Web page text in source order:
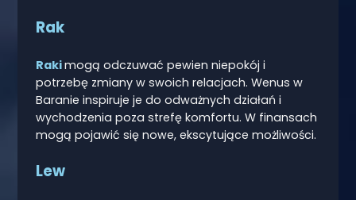
Rak
Rakimogą odczuwać pewien niepokój i
potrzebę zmiany w swoich relacjach. Wenus w
Baranie inspiruje je do odważnych działań i
wychodzenia poza strefę komfortu. W finansach
mogą pojawić się nowe, ekscytujące możliwości.
Lew